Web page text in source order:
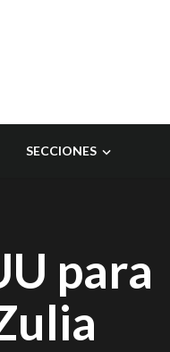
SECCIONES
para